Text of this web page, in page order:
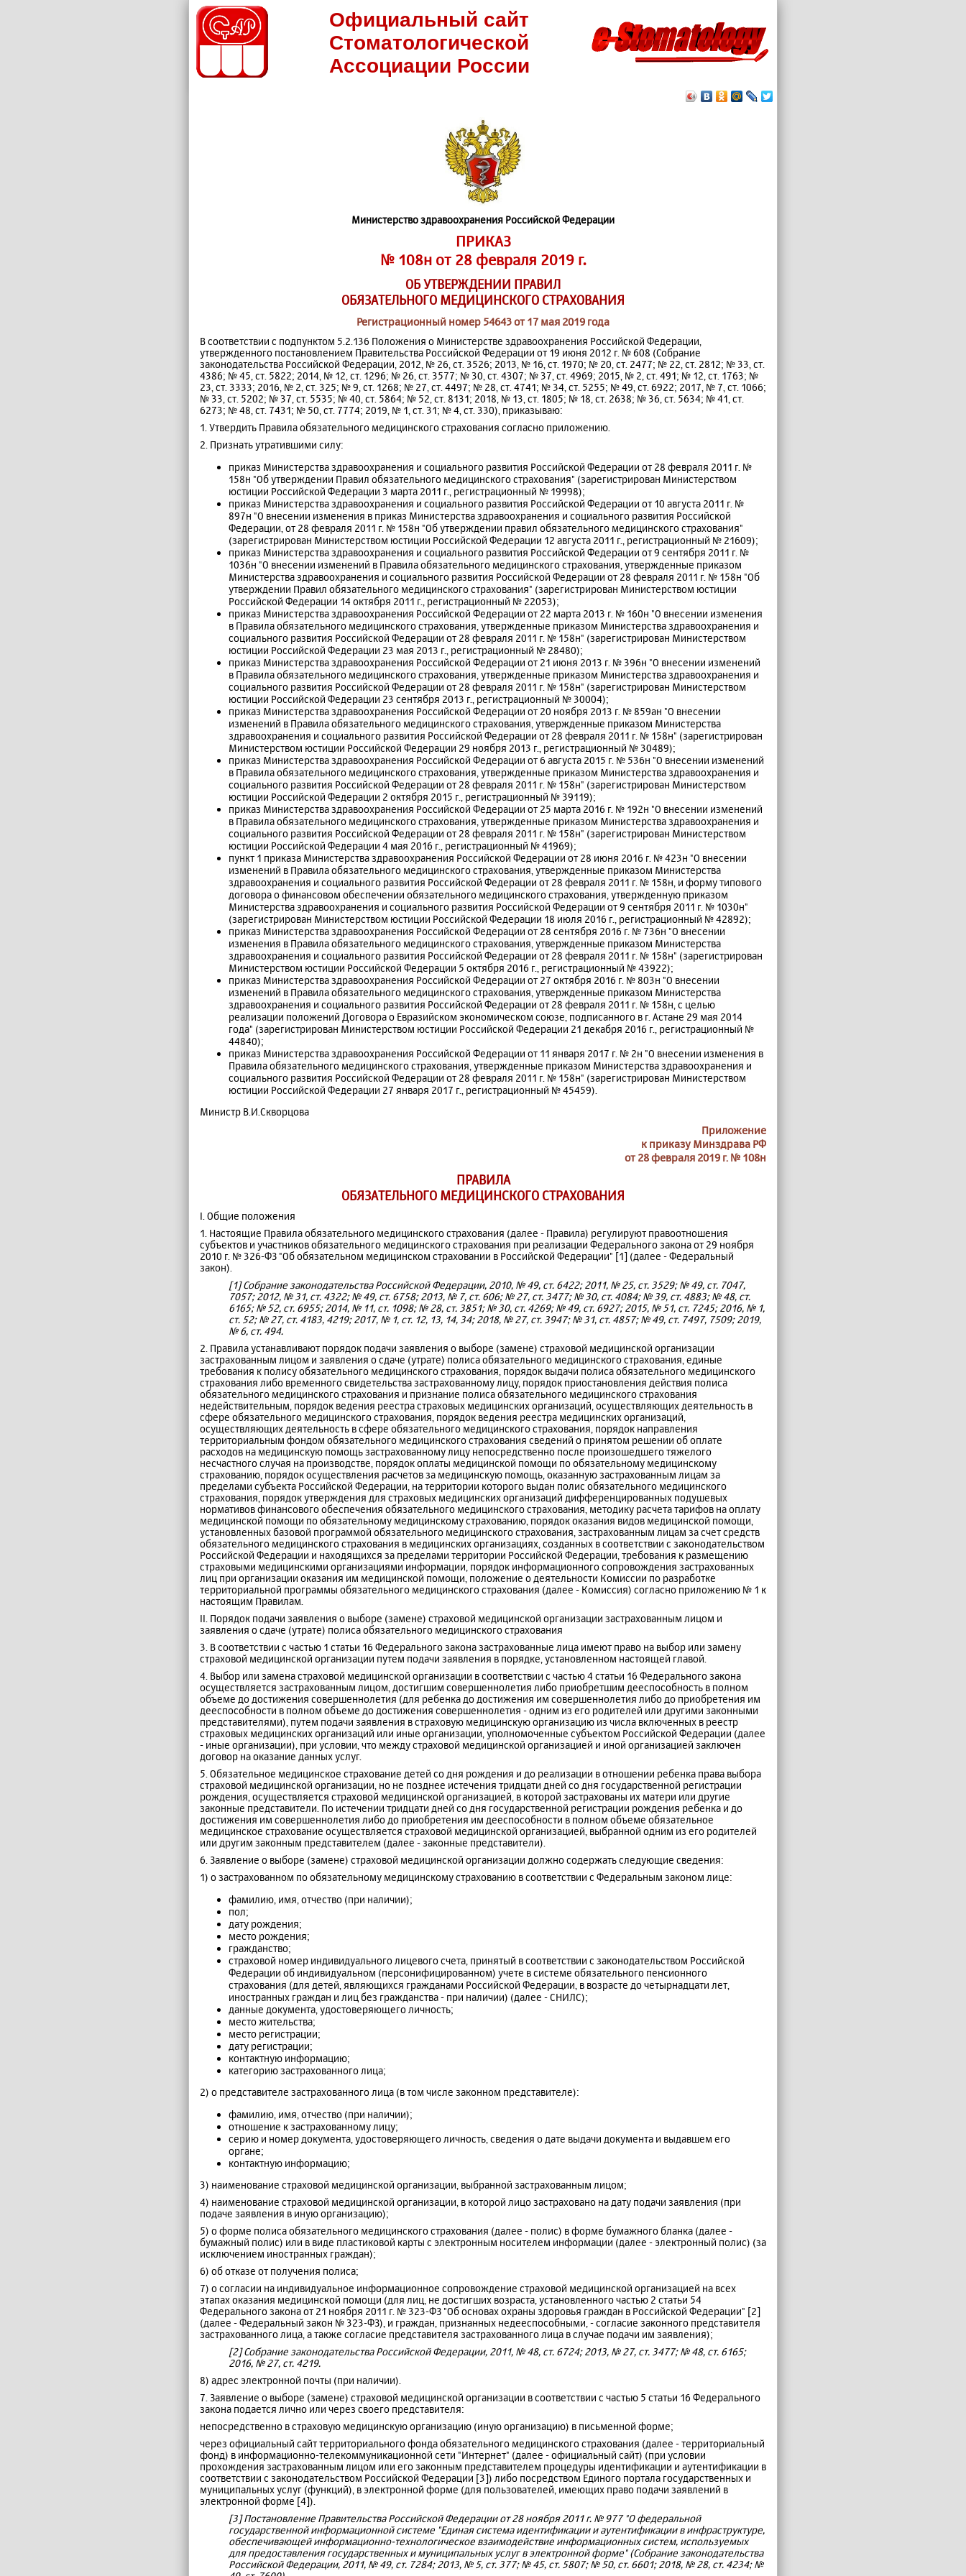
Официальный сайт
Стоматологической
Ассоциации России
Министерство здравоохранения Российской Федерации
ПРИКАЗ
№ 108н от 28 февраля 2019 г.
ОБ УТВЕРЖДЕНИИ ПРАВИЛ
ОБЯЗАТЕЛЬНОГО МЕДИЦИНСКОГО СТРАХОВАНИЯ
Регистрационный номер 54643 от 17 мая 2019 года
В соответствии с подпунктом 5.2.136 Положения о Министерстве здравоохранения Российской Федерации,
утвержденного постановлением Правительства Российской Федерации от 19 июня 2012 г. № 608 (Собрание
законодательства Российской Федерации, 2012, № 26, ст. 3526; 2013, № 16, ст. 1970; № 20, ст. 2477; № 22, ст. 2812; № 33, ст.
4386; № 45, ст. 5822; 2014, № 12, ст. 1296; № 26, ст. 3577; № 30, ст. 4307; № 37, ст. 4969; 2015, № 2, ст. 491; № 12, ст. 1763; №
23, ст. 3333; 2016, № 2, ст. 325; № 9, ст. 1268; № 27, ст. 4497; № 28, ст. 4741; № 34, ст. 5255; № 49, ст. 6922; 2017, № 7, ст. 1066;
№ 33, ст. 5202; № 37, ст. 5535; № 40, ст. 5864; № 52, ст. 8131; 2018, № 13, ст. 1805; № 18, ст. 2638; № 36, ст. 5634; № 41, ст.
6273; № 48, ст. 7431; № 50, ст. 7774; 2019, № 1, ст. 31; № 4, ст. 330), приказываю:
1. Утвердить Правила обязательного медицинского страхования согласно приложению.
2. Признать утратившими силу:
приказ Министерства здравоохранения и социального развития Российской Федерации от 28 февраля 2011 г. №
158н "Об утверждении Правил обязательного медицинского страхования" (зарегистрирован Министерством
юстиции Российской Федерации 3 марта 2011 г., регистрационный № 19998);
приказ Министерства здравоохранения и социального развития Российской Федерации от 10 августа 2011 г. №
897н "О внесении изменения в приказ Министерства здравоохранения и социального развития Российской
Федерации, от 28 февраля 2011 г. № 158н "Об утверждении правил обязательного медицинского страхования"
(зарегистрирован Министерством юстиции Российской Федерации 12 августа 2011 г., регистрационный № 21609);
приказ Министерства здравоохранения и социального развития Российской Федерации от 9 сентября 2011 г. №
1036н "О внесении изменений в Правила обязательного медицинского страхования, утвержденные приказом
Министерства здравоохранения и социального развития Российской Федерации от 28 февраля 2011 г. № 158н "Об
утверждении Правил обязательного медицинского страхования" (зарегистрирован Министерством юстиции
Российской Федерации 14 октября 2011 г., регистрационный № 22053);
приказ Министерства здравоохранения Российской Федерации от 22 марта 2013 г. № 160н "О внесении изменения
в Правила обязательного медицинского страхования, утвержденные приказом Министерства здравоохранения и
социального развития Российской Федерации от 28 февраля 2011 г. № 158н" (зарегистрирован Министерством
юстиции Российской Федерации 23 мая 2013 г., регистрационный № 28480);
приказ Министерства здравоохранения Российской Федерации от 21 июня 2013 г. № 396н "О внесении изменений
в Правила обязательного медицинского страхования, утвержденные приказом Министерства здравоохранения и
социального развития Российской Федерации от 28 февраля 2011 г. № 158н" (зарегистрирован Министерством
юстиции Российской Федерации 23 сентября 2013 г., регистрационный № 30004);
приказ Министерства здравоохранения Российской Федерации от 20 ноября 2013 г. № 859ан "О внесении
изменений в Правила обязательного медицинского страхования, утвержденные приказом Министерства
здравоохранения и социального развития Российской Федерации от 28 февраля 2011 г. № 158н" (зарегистрирован
Министерством юстиции Российской Федерации 29 ноября 2013 г., регистрационный № 30489);
приказ Министерства здравоохранения Российской Федерации от 6 августа 2015 г. № 536н "О внесении изменений
в Правила обязательного медицинского страхования, утвержденные приказом Министерства здравоохранения и
социального развития Российской Федерации от 28 февраля 2011 г. № 158н" (зарегистрирован Министерством
юстиции Российской Федерации 2 октября 2015 г., регистрационный № 39119);
приказ Министерства здравоохранения Российской Федерации от 25 марта 2016 г. № 192н "О внесении изменений
в Правила обязательного медицинского страхования, утвержденные приказом Министерства здравоохранения и
социального развития Российской Федерации от 28 февраля 2011 г. № 158н" (зарегистрирован Министерством
юстиции Российской Федерации 4 мая 2016 г., регистрационный № 41969);
пункт 1 приказа Министерства здравоохранения Российской Федерации от 28 июня 2016 г. № 423н "О внесении
изменений в Правила обязательного медицинского страхования, утвержденные приказом Министерства
здравоохранения и социального развития Российской Федерации от 28 февраля 2011 г. № 158н, и форму типового
договора о финансовом обеспечении обязательного медицинского страхования, утвержденную приказом
Министерства здравоохранения и социального развития Российской Федерации от 9 сентября 2011 г. № 1030н"
(зарегистрирован Министерством юстиции Российской Федерации 18 июля 2016 г., регистрационный № 42892);
приказ Министерства здравоохранения Российской Федерации от 28 сентября 2016 г. № 736н "О внесении
изменения в Правила обязательного медицинского страхования, утвержденные приказом Министерства
здравоохранения и социального развития Российской Федерации от 28 февраля 2011 г. № 158н" (зарегистрирован
Министерством юстиции Российской Федерации 5 октября 2016 г., регистрационный № 43922);
приказ Министерства здравоохранения Российской Федерации от 27 октября 2016 г. № 803н "О внесении
изменений в Правила обязательного медицинского страхования, утвержденные приказом Министерства
здравоохранения и социального развития Российской Федерации от 28 февраля 2011 г. № 158н, с целью
реализации положений Договора о Евразийском экономическом союзе, подписанного в г. Астане 29 мая 2014
года" (зарегистрирован Министерством юстиции Российской Федерации 21 декабря 2016 г., регистрационный №
44840);
приказ Министерства здравоохранения Российской Федерации от 11 января 2017 г. № 2н "О внесении изменения в
Правила обязательного медицинского страхования, утвержденные приказом Министерства здравоохранения и
социального развития Российской Федерации от 28 февраля 2011 г. № 158н" (зарегистрирован Министерством
юстиции Российской Федерации 27 января 2017 г., регистрационный № 45459).
Министр В.И.Скворцова
Приложение
к приказу Минздрава РФ
от 28 февраля 2019 г. № 108н
ПРАВИЛА
ОБЯЗАТЕЛЬНОГО МЕДИЦИНСКОГО СТРАХОВАНИЯ
I. Общие положения
1. Настоящие Правила обязательного медицинского страхования (далее - Правила) регулируют правоотношения
субъектов и участников обязательного медицинского страхования при реализации Федерального закона от 29 ноября
2010 г. № 326-ФЗ "Об обязательном медицинском страховании в Российской Федерации" [1] (далее - Федеральный
закон).
[1] Собрание законодательства Российской Федерации, 2010, № 49, ст. 6422; 2011, № 25, ст. 3529; № 49, ст. 7047,
7057; 2012, № 31, ст. 4322; № 49, ст. 6758; 2013, № 7, ст. 606; № 27, ст. 3477; № 30, ст. 4084; № 39, ст. 4883; № 48, ст.
6165; № 52, ст. 6955; 2014, № 11, ст. 1098; № 28, ст. 3851; № 30, ст. 4269; № 49, ст. 6927; 2015, № 51, ст. 7245; 2016, № 1,
ст. 52; № 27, ст. 4183, 4219; 2017, № 1, ст. 12, 13, 14, 34; 2018, № 27, ст. 3947; № 31, ст. 4857; № 49, ст. 7497, 7509; 2019,
№ 6, ст. 494.
2. Правила устанавливают порядок подачи заявления о выборе (замене) страховой медицинской организации
застрахованным лицом и заявления о сдаче (утрате) полиса обязательного медицинского страхования, единые
требования к полису обязательного медицинского страхования, порядок выдачи полиса обязательного медицинского
страхования либо временного свидетельства застрахованному лицу, порядок приостановления действия полиса
обязательного медицинского страхования и признание полиса обязательного медицинского страхования
недействительным, порядок ведения реестра страховых медицинских организаций, осуществляющих деятельность в
сфере обязательного медицинского страхования, порядок ведения реестра медицинских организаций,
осуществляющих деятельность в сфере обязательного медицинского страхования, порядок направления
территориальным фондом обязательного медицинского страхования сведений о принятом решении об оплате
расходов на медицинскую помощь застрахованному лицу непосредственно после произошедшего тяжелого
несчастного случая на производстве, порядок оплаты медицинской помощи по обязательному медицинскому
страхованию, порядок осуществления расчетов за медицинскую помощь, оказанную застрахованным лицам за
пределами субъекта Российской Федерации, на территории которого выдан полис обязательного медицинского
страхования, порядок утверждения для страховых медицинских организаций дифференцированных подушевых
нормативов финансового обеспечения обязательного медицинского страхования, методику расчета тарифов на оплату
медицинской помощи по обязательному медицинскому страхованию, порядок оказания видов медицинской помощи,
установленных базовой программой обязательного медицинского страхования, застрахованным лицам за счет средств
обязательного медицинского страхования в медицинских организациях, созданных в соответствии с законодательством
Российской Федерации и находящихся за пределами территории Российской Федерации, требования к размещению
страховыми медицинскими организациями информации, порядок информационного сопровождения застрахованных
лиц при организации оказания им медицинской помощи, положение о деятельности Комиссии по разработке
территориальной программы обязательного медицинского страхования (далее - Комиссия) согласно приложению № 1 к
настоящим Правилам.
II. Порядок подачи заявления о выборе (замене) страховой медицинской организации застрахованным лицом и
заявления о сдаче (утрате) полиса обязательного медицинского страхования
3. В соответствии с частью 1 статьи 16 Федерального закона застрахованные лица имеют право на выбор или замену
страховой медицинской организации путем подачи заявления в порядке, установленном настоящей главой.
4. Выбор или замена страховой медицинской организации в соответствии с частью 4 статьи 16 Федерального закона
осуществляется застрахованным лицом, достигшим совершеннолетия либо приобретшим дееспособность в полном
объеме до достижения совершеннолетия (для ребенка до достижения им совершеннолетия либо до приобретения им
дееспособности в полном объеме до достижения совершеннолетия - одним из его родителей или другими законными
представителями), путем подачи заявления в страховую медицинскую организацию из числа включенных в реестр
страховых медицинских организаций или иные организации, уполномоченные субъектом Российской Федерации (далее
- иные организации), при условии, что между страховой медицинской организацией и иной организацией заключен
договор на оказание данных услуг.
5. Обязательное медицинское страхование детей со дня рождения и до реализации в отношении ребенка права выбора
страховой медицинской организации, но не позднее истечения тридцати дней со дня государственной регистрации
рождения, осуществляется страховой медицинской организацией, в которой застрахованы их матери или другие
законные представители. По истечении тридцати дней со дня государственной регистрации рождения ребенка и до
достижения им совершеннолетия либо до приобретения им дееспособности в полном объеме обязательное
медицинское страхование осуществляется страховой медицинской организацией, выбранной одним из его родителей
или другим законным представителем (далее - законные представители).
6. Заявление о выборе (замене) страховой медицинской организации должно содержать следующие сведения:
1) о застрахованном по обязательному медицинскому страхованию в соответствии с Федеральным законом лице:
фамилию, имя, отчество (при наличии);
пол;
дату рождения;
место рождения;
гражданство;
страховой номер индивидуального лицевого счета, принятый в соответствии с законодательством Российской
Федерации об индивидуальном (персонифицированном) учете в системе обязательного пенсионного
страхования (для детей, являющихся гражданами Российской Федерации, в возрасте до четырнадцати лет,
иностранных граждан и лиц без гражданства - при наличии) (далее - СНИЛС);
данные документа, удостоверяющего личность;
место жительства;
место регистрации;
дату регистрации;
контактную информацию;
категорию застрахованного лица;
2) о представителе застрахованного лица (в том числе законном представителе):
фамилию, имя, отчество (при наличии);
отношение к застрахованному лицу;
серию и номер документа, удостоверяющего личность, сведения о дате выдачи документа и выдавшем его
органе;
контактную информацию;
3) наименование страховой медицинской организации, выбранной застрахованным лицом;
4) наименование страховой медицинской организации, в которой лицо застраховано на дату подачи заявления (при
подаче заявления в иную организацию);
5) о форме полиса обязательного медицинского страхования (далее - полис) в форме бумажного бланка (далее -
бумажный полис) или в виде пластиковой карты с электронным носителем информации (далее - электронный полис) (за
исключением иностранных граждан);
6) об отказе от получения полиса;
7) о согласии на индивидуальное информационное сопровождение страховой медицинской организацией на всех
этапах оказания медицинской помощи (для лиц, не достигших возраста, установленного частью 2 статьи 54
Федерального закона от 21 ноября 2011 г. № 323-ФЗ "Об основах охраны здоровья граждан в Российской Федерации" [2]
(далее - Федеральный закон № 323-ФЗ), и граждан, признанных недееспособными, - согласие законного представителя
застрахованного лица, а также согласие представителя застрахованного лица в случае подачи им заявления);
[2] Собрание законодательства Российской Федерации, 2011, № 48, ст. 6724; 2013, № 27, ст. 3477; № 48, ст. 6165;
2016, № 27, ст. 4219.
8) адрес электронной почты (при наличии).
7. Заявление о выборе (замене) страховой медицинской организации в соответствии с частью 5 статьи 16 Федерального
закона подается лично или через своего представителя:
непосредственно в страховую медицинскую организацию (иную организацию) в письменной форме;
через официальный сайт территориального фонда обязательного медицинского страхования (далее - территориальный
фонд) в информационно-телекоммуникационной сети "Интернет" (далее - официальный сайт) (при условии
прохождения застрахованным лицом или его законным представителем процедуры идентификации и аутентификации в
соответствии с законодательством Российской Федерации [3]) либо посредством Единого портала государственных и
муниципальных услуг (функций), в электронной форме (для пользователей, имеющих право подачи заявлений в
электронной форме [4]).
[3] Постановление Правительства Российской Федерации от 28 ноября 2011 г. № 977 "О федеральной
государственной информационной системе "Единая система идентификации и аутентификации в инфраструктуре,
обеспечивающей информационно-технологическое взаимодействие информационных систем, используемых
для предоставления государственных и муниципальных услуг в электронной форме" (Собрание законодательства
Российской Федерации, 2011, № 49, ст. 7284; 2013, № 5, ст. 377; № 45, ст. 5807; № 50, ст. 6601; 2018, № 28, ст. 4234; №